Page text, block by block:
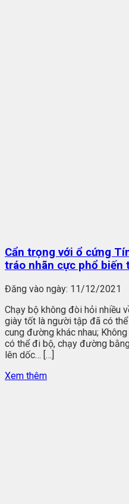
Cẩn trọng với ổ cứng
tráo nhãn cực phổ
Đăng vào ngày: 11/12/2021
Chạy bộ không đòi hỏi nhiều
giày tốt là người tập đã có
cung đường khác nhau;
có thể đi bộ, chạy đường
lên dốc… […]
Xem thêm